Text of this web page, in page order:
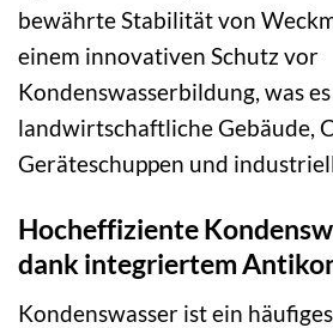
bewährte Stabilität von
einem innovativen Schutz vor
Kondenswasserbildung, was
landwirtschaftliche Gebäude,
Geräteschuppen und
Hocheffiziente
dank integriertem
Kondenswasser ist ein